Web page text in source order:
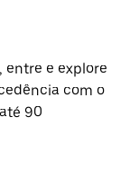
entre e explore
com o
90